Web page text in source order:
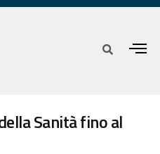
Sanità fino al